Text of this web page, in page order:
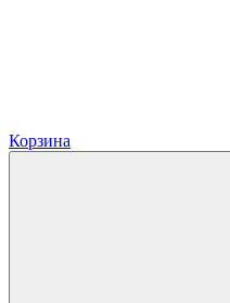
Корзина